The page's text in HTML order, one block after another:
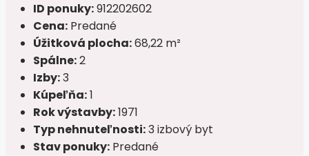
ID ponuky:912202602
Cena: Predané
Úžitková plocha:68,22 m²
Spálne:2
Izby:3
Kúpeľňa:1
Rok výstavby:1971
Typ nehnuteľnosti:3 izbový byt
Stav ponuky: Predané